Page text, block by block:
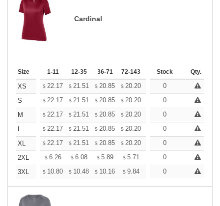
Cardinal
Size 1-11 12-35 36-71 72-143 144-287 288 + More
Stock Qty.
XS $ 22.17 $ 21.51 $ 20.85 $ 20.20 19.54
0
S
$ 22.17 $ 21.51 $ 20.85 $ 20.20 19.54
0
M
$ 22.17 $ 21.51 $ 20.85 $ 20.20 19.54
0
L
$ 22.17 $ 21.51 $ 20.85 $ 20.20 19.54
0
XL
$ 22.17 $ 21.51 $ 20.85 $ 20.20 19.54
0
2XL
$ 6.26 $ 6.08 $ 5.89 $ 5.71 5.52
0
3XL
$ 10.80 $ 10.48 $ 10.16 $ 9.84 9.52
0